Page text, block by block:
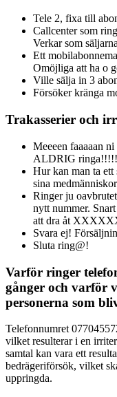
Tele 2, fixa till
Callcenter som
Verkar som
Ett
Omöjliga att ha o
Ville sälja in 3
Försöker kränga
Trakasserier och
Meeeen faaaaan
ALDRIG
Hur kan man ta ett
sina
Ringer ju
nytt nummer.
att dra åt
Svara ej!
Sluta ring@!
Varför ringer
gånger och varför
personerna som
Telefonnumret
vilket resulterar i en
samtal kan vara ett
bedrägeriförsök, vilket
uppringda.